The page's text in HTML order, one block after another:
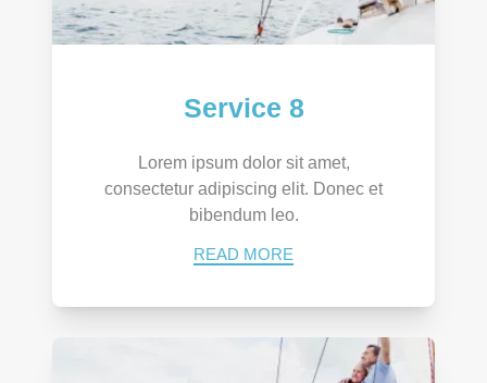
Service 8
Lorem ipsum dolor sit amet,
consectetur adipiscing elit. Donec et
bibendum leo.
READ MORE